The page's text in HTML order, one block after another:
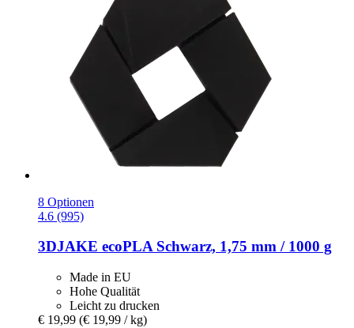
8 Optionen
4.6 (995)
3DJAKE ecoPLA Schwarz, 1,75 mm / 1000 g
Made in EU
Hohe Qualität
Leicht zu drucken
€ 19,99 (€ 19,99 / kg)